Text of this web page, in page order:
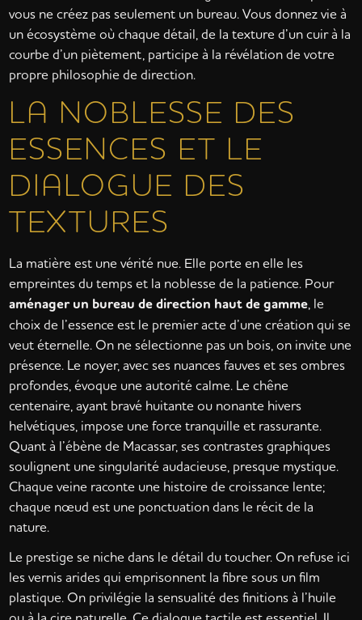
vous ne créez pas seulement un bureau. Vous donnez vie à
un écosystème où chaque détail, de la texture d’un cuir à la
courbe d’un piètement, participe à la révélation de votre
propre philosophie de direction.
LA NOBLESSE DES
ESSENCES ET LE
DIALOGUE DES
TEXTURES
La matière est une vérité nue. Elle porte en elle les
empreintes du temps et la noblesse de la patience. Pour
aménager un bureau de direction haut de gamme , le
choix de l’essence est le premier acte d’une création qui se
veut éternelle. On ne sélectionne pas un bois, on invite une
présence. Le noyer, avec ses nuances fauves et ses ombres
profondes, évoque une autorité calme. Le chêne
centenaire, ayant bravé huitante ou nonante hivers
helvétiques, impose une force tranquille et rassurante.
Quant à l’ébène de Macassar, ses contrastes graphiques
soulignent une singularité audacieuse, presque mystique.
Chaque veine raconte une histoire de croissance lente;
chaque nœud est une ponctuation dans le récit de la
nature.
Le prestige se niche dans le détail du toucher. On refuse ici
les vernis arides qui emprisonnent la fibre sous un film
plastique. On privilégie la sensualité des finitions à l’huile